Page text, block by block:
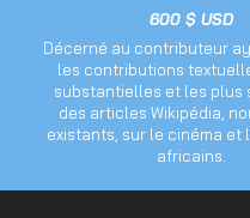
600 $ USD
Décerné au contributeur
les contributions
substantielles et les plus
des articles Wikipédia,
existants, sur le cinéma et
africains.